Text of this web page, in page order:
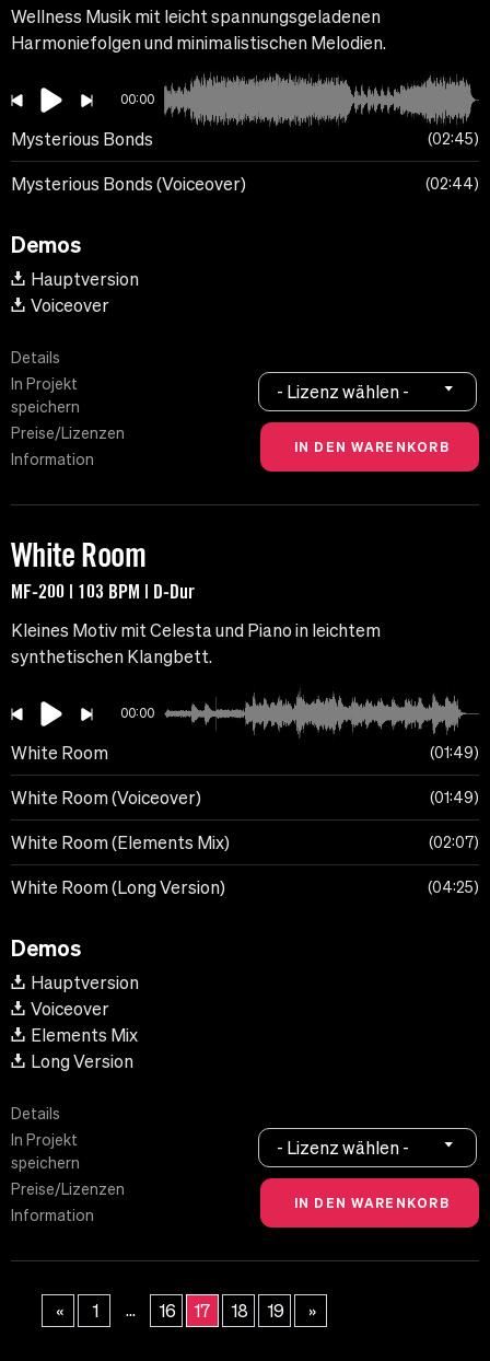
Wellness Musik mit leicht spannungsgeladenen
Harmoniefolgen und minimalistischen Melodien.
00:00
Mysterious Bonds 02:45
Mysterious Bonds (Voiceover) 02:44
Demos
Hauptversion
Voiceover
Details
In Projekt
speichern
Preise/Lizenzen
Information
- Lizenz wählen -
White Room
MF-200 | 103 BPM | D-Dur
Kleines Motiv mit Celesta und Piano in leichtem
synthetischen Klangbett.
00:00
White Room 01:49
White Room (Voiceover) 01:49
White Room (Elements Mix) 02:07
White Room (Long Version) 04:25
Demos
Hauptversion
Voiceover
Elements Mix
Long Version
Details
In Projekt
speichern
Preise/Lizenzen
Information
- Lizenz wählen -
« 1 ... 16 17 18 19 »